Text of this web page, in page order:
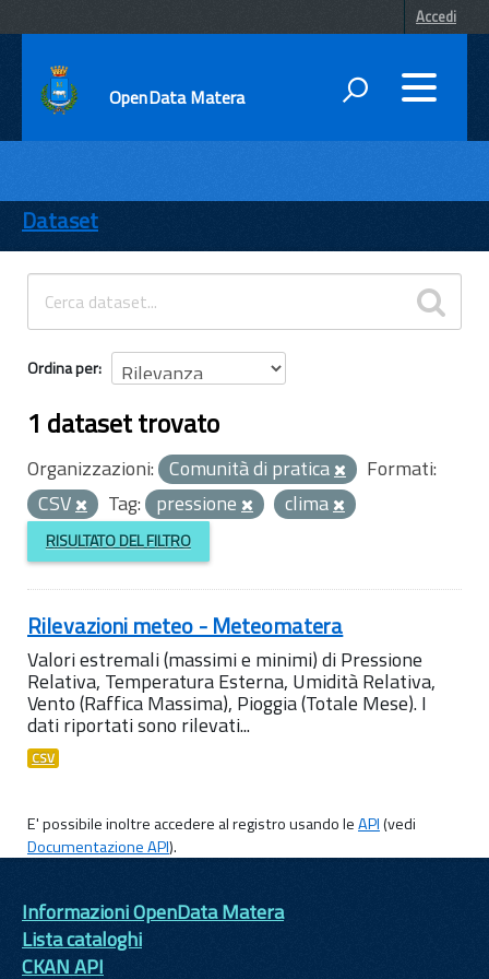
Accedi
OpenData Matera
ENTI
TEMI
INFORMAZIONI
Dataset
Ordina per
1 dataset trovato
Organizzazioni: Comunità di pratica
Formati:
CSV
Tag: pressione clima
RISULTATO DEL FILTRO
Rilevazioni meteo - Meteomatera
Valori estremali (massimi e minimi) di Pressione
Relativa, Temperatura Esterna, Umidità Relativa,
Vento (Raffica Massima), Pioggia (Totale Mese). I
dati riportati sono rilevati...
CSV
E' possibile inoltre accedere al registro usando leAPI(vedi
Documentazione API).
Informazioni OpenData Matera
Lista cataloghi
CKAN API